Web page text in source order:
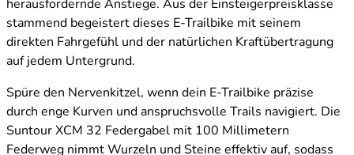
herausfordernde Anstiege. Aus der Einsteigerpreisklasse
stammend begeistert dieses E-Trailbike mit seinem
direkten Fahrgefühl und der natürlichen Kraftübertragung
auf jedem Untergrund.
Spüre den Nervenkitzel, wenn dein E-Trailbike präzise
durch enge Kurven und anspruchsvolle Trails navigiert. Die
Suntour XCM 32 Federgabel mit 100 Millimetern
Federweg nimmt Wurzeln und Steine effektiv auf, sodass